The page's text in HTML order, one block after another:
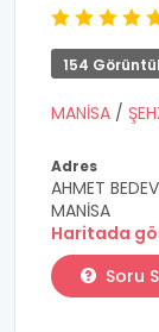
154
MANİSA /
Adres
AHMET
MANİSA
Haritada
Soru